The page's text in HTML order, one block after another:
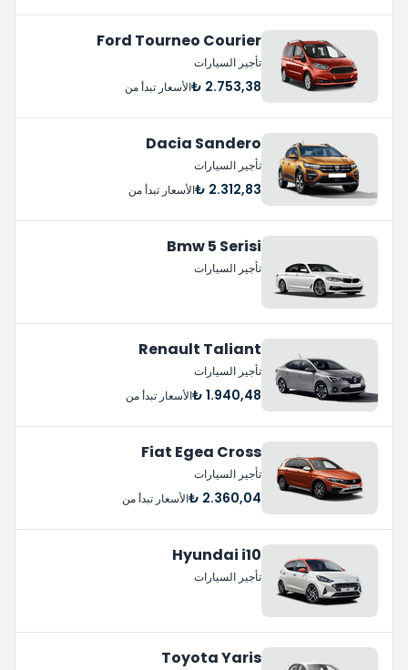
Ford Tourneo Courier
تأجير السيارات
2.753,38 ₺ الأسعار تبدأ من
Dacia Sandero
تأجير السيارات
2.312,83 ₺ الأسعار تبدأ من
Bmw 5 Serisi
تأجير السيارات
Renault Taliant
تأجير السيارات
1.940,48 ₺ الأسعار تبدأ من
Fiat Egea Cross
تأجير السيارات
2.360,04 ₺ الأسعار تبدأ من
Hyundai i10
تأجير السيارات
Toyota Yaris